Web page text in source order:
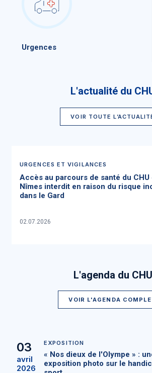
Urgences
L'actualité du
VOIR TOUTE
URGENCES ET VIGILANCES
Accès au parcours de santé du CHU
Nîmes interdit en raison du risque
dans le Gard
02.07.2026
L'agenda du CHU
VOIR L'AGENDA
03
avril
2026
EXPOSITION
« Nos dieux de l'Olympe » :
exposition photo sur le